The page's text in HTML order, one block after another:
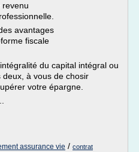
revenu
avantages
fiscale
du capital intégral ou
à vous de chosir
votre épargne.
assurance vie / contrat